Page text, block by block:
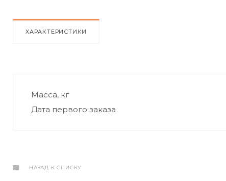
ХАРАКТЕРИСТИКИ
Масса, кг
Дата первого заказа
НАЗАД К СПИСКУ